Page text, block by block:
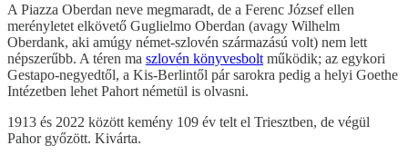
A Piazza Oberdan neve megmaradt, de a Ferenc József ellen
merényletet elkövető Guglielmo Oberdan (avagy Wilhelm
Oberdank, aki amúgy német-szlovén származású volt) nem lett
népszerűbb. A téren ma szlovén könyvesbolt működik; az egykori
Gestapo-negyedtől, a Kis-Berlintől pár sarokra pedig a helyi Goethe
Intézetben lehet Pahort németül is olvasni.
1913 és 2022 között kemény 109 év telt el Triesztben, de végül
Pahor győzött. Kivárta.